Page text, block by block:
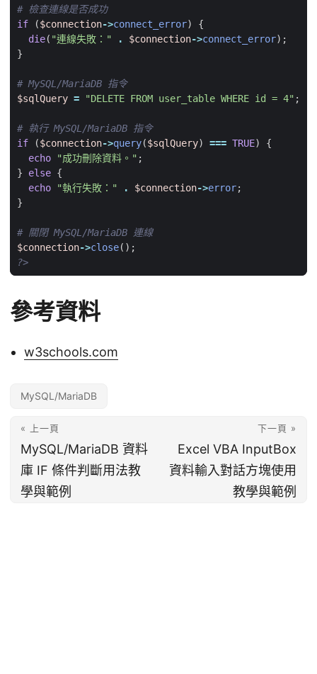
if
($connection->connect_error)
{
die( "連線失敗：" . $connection->connect_error);
}
$sqlQuery = "DELETE FROM user_table WHERE id = 4" ;
if
($connection->query($sqlQuery) === TRUE)
{
echo
"成功刪除資料。" ;
}
else {
echo
"執行失敗：" . $connection->error;
}
$connection->close();
?>
參考資料
w3schools.com
MySQL/MariaDB
« 上一頁
MySQL/MariaDB 資料
庫 IF 條件判斷用法教
學與範例
下一頁 »
Excel VBA InputBox
資料輸入對話方塊使用
教學與範例